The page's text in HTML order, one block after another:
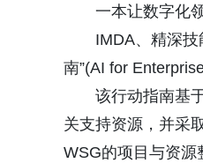
一本让数字化
IMDA、精深
南”(AI for
该行动指南基
关支持资源，并采
WSG的项目与资源